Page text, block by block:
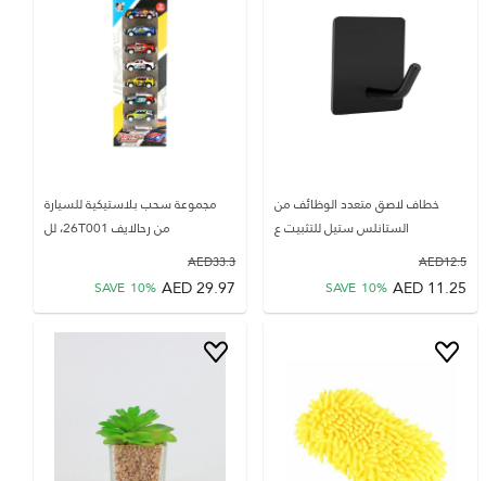
خطاف لاصق متعدد الوظائف من
الستانلس ستيل للتثبيت ع
12.5
AED
11.25
AED
SAVE 10%
مجموعة سحب بلاستيكية للسيارة
من رحالايف 26T001، لل
33.3
AED
29.97
AED
SAVE 10%